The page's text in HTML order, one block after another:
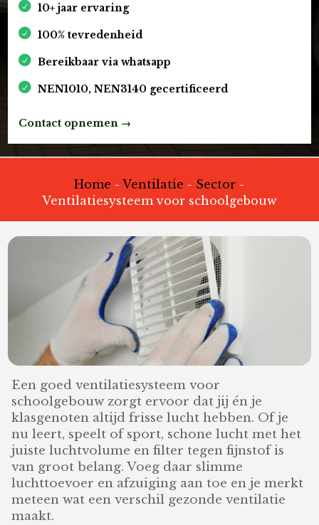
10+ jaar ervaring
100% tevredenheid
Bereikbaar via whatsapp
NEN1010, NEN3140 gecertificeerd
Contact opnemen →
Home -Ventilatie - Sector -
Ventilatiesysteem voor schoolgebouw
Een goed ventilatiesysteem voor
schoolgebouw zorgt ervoor dat jij én je
klasgenoten altijd frisse lucht hebben. Of je
nu leert, speelt of sport, schone lucht met het
juiste luchtvolume en filter tegen fijnstof is
van groot belang. Voeg daar slimme
luchttoevoer en afzuiging aan toe en je merkt
meteen wat een verschil gezonde ventilatie
maakt.